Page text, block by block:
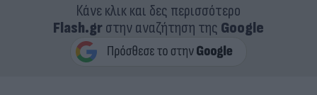
Κάνε κλικ και δες περισσότερο
Flash.grστην αναζήτηση της Google